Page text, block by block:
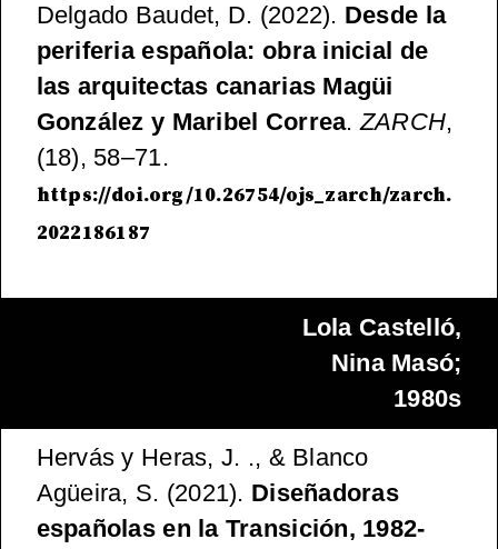
Delgado Baudet, D. (2022). Desde la
periferia española: obra inicial de
las arquitectas canarias Magüi
González y Maribel Correa.ZARCH,
(18), 58–71.
https://doi.org/10.26754/ojs_zarch/zarch.
2022186187
Lola Castelló,
Nina Masó;
1980s
Hervás y Heras, J. ., & Blanco
Agüeira, S. (2021). Diseñadoras
españolas en la Transición, 1982-